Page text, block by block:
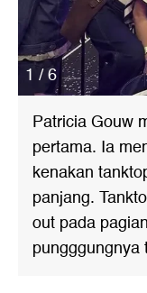
1 / 6
Patricia Gouw
pertama. Ia
kenakan
panjang.
out pada